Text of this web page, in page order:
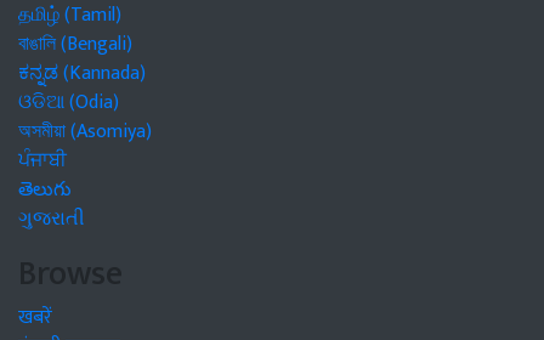
தமிழ் (Tamil)
বাঙালি (Bengali)
ಕನ್ನಡ (Kannada)
ଓଡିଆ (Odia)
অসমীয়া (Asomiya)
ਪੰਜਾਬੀ
తెలుగు
ગુજરાતી
Browse
खबरें